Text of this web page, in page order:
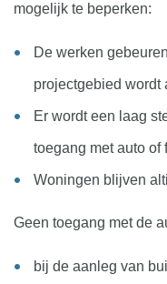
mogelijk te beperken:
De werken
projectgebied wordt
Er wordt een laag
toegang met auto of
Woningen blijven
Geen toegang met de
bij de aanleg van